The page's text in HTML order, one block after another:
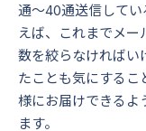
通〜40通送信して
えば、これまでメ
数を絞らなければい
たことも気にする
様にお届けできるよ
ます。